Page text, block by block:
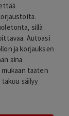
sillä
Autoasi
ja korjauksen
aina
taaten
säilyy